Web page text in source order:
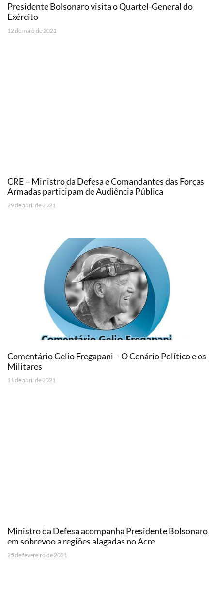
Presidente Bolsonaro visita o Quartel-General do
Exército
12 de maio de 2021
CRE – Ministro da Defesa e Comandantes das Forças
Armadas participam de Audiência Pública
29 de abril de 2021
Comentário Gelio Fregapani – O Cenário Político e os
Militares
11 de abril de 2021
Ministro da Defesa acompanha Presidente Bolsonaro
em sobrevoo a regiões alagadas no Acre
25 de fevereiro de 2021